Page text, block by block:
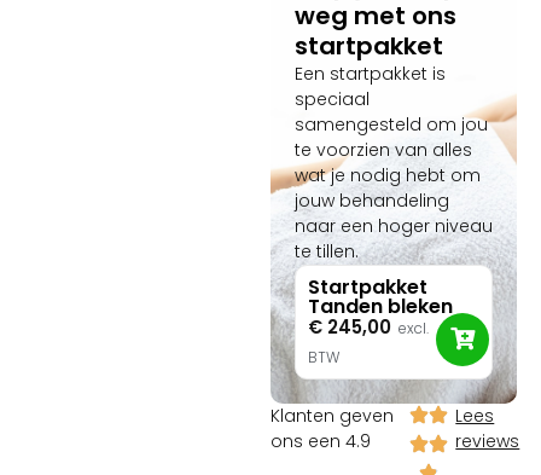
weg met ons
startpakket
Een startpakket is
speciaal
samengesteld om jou
te voorzien van alles
wat je nodig hebt om
jouw behandeling
naar een hoger niveau
te tillen.
Startpakket
Tanden bleken
€ 245,00 excl.
BTW
Klanten geven
ons een 4.9
Lees
reviews